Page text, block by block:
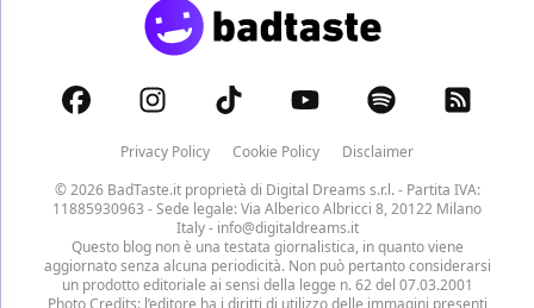
Privacy Policy Cookie Policy
Disclaimer
© 2026 BadTaste.it proprietà di Digital Dreams s.r.l.- Partita IVA:
11885930963 - Sede legale: Via Alberico Albricci 8, 20122 Milano
Italy - info@digitaldreams.it
Questo blog non è una testata giornalistica, in quanto viene
aggiornato senza alcuna periodicità. Non può pertanto considerarsi
un prodotto editoriale ai sensi della legge n. 62 del 07.03.2001
Photo Credits: l’editore ha i diritti di utilizzo delle immagini presenti